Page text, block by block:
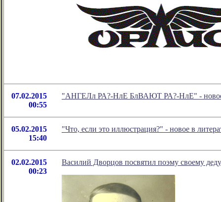
07.02.2015
00:55
"АНГЕЛл РА?-НлЕ БлВАЮТ РА?-НлЕ" - новое
05.02.2015
15:40
"Что, если это иллюстрация?" - новое в
02.02.2015
00:23
Василий Дворцов посвятил поэму своему деду